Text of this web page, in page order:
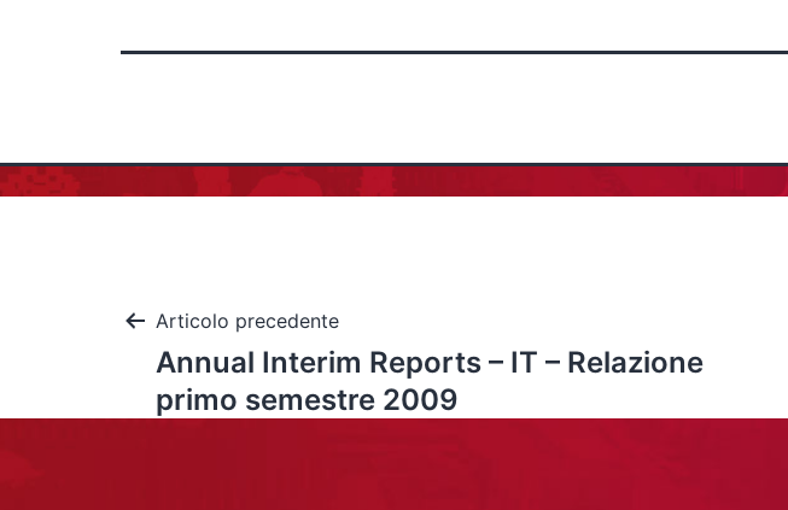
Articolo precedente
Annual Interim Reports – IT – Relazione
primo semestre 2009